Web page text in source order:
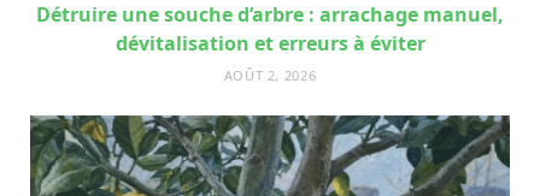
Détruire une souche d’arbre : arrachage manuel,
dévitalisation et erreurs à éviter
AOÛT 2, 2026